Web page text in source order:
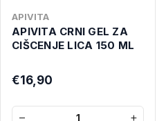
APIVITA
APIVITA CRNI GEL ZA
CIŠCENJE LICA 150 ML
€16,90
− +